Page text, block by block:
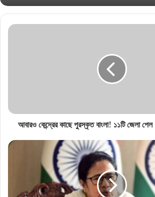
আবারও কেন্দ্রের কাছে পুরস্কৃত বাংলা! ১১টি জেলা পেল